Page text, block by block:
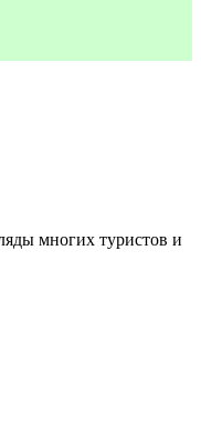
многих туристов и